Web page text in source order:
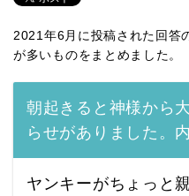
2021年6月に投稿された回答
が多いものをまとめました。
朝起きると神様から
らせがありました。
ヤンキーがちょっと